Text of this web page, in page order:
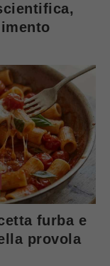
furba e
provola